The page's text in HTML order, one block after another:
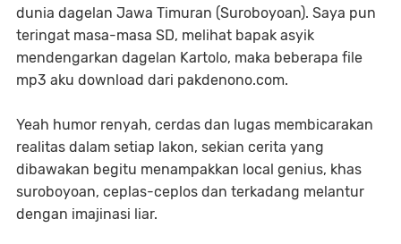
dunia dagelan Jawa Timuran (Suroboyoan). Saya pun
teringat masa-masa SD, melihat bapak asyik
mendengarkan dagelan Kartolo, maka beberapa file
mp3 aku download dari pakdenono.com.
Yeah humor renyah, cerdas dan lugas membicarakan
realitas dalam setiap lakon, sekian cerita yang
dibawakan begitu menampakkan local genius, khas
suroboyoan, ceplas-ceplos dan terkadang melantur
dengan imajinasi liar.